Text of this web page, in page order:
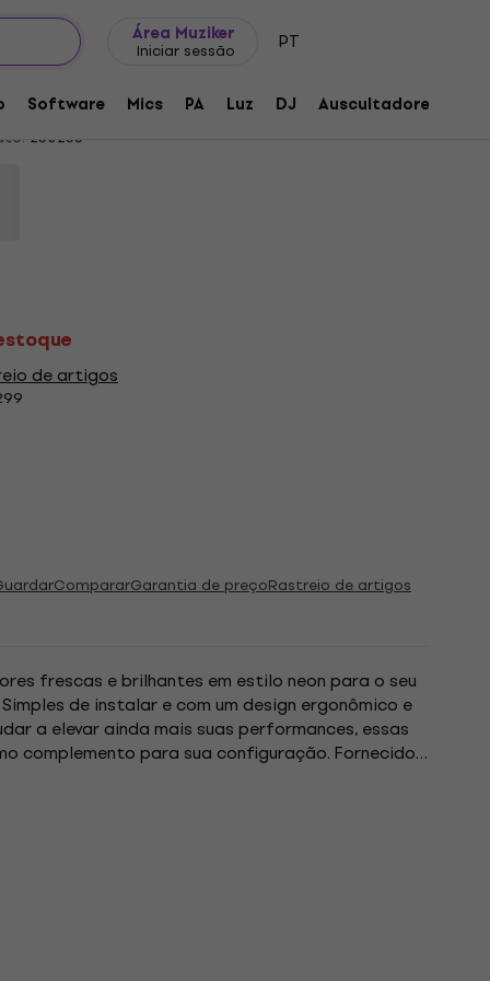
Área Muziker
Iniciar sessão PT
Software Mics PA Luz DJ Auscultadores
Knob/Fader/Crossfader
230233
de artigos
CompararGarantia de preçoRastreio de artigos
frescas e brilhantes em estilo neon para o seu
de instalar e com um design ergonômico e
a elevar ainda mais suas performances, essas
complemento para sua configuração. Fornecido